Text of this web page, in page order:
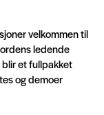
velkommen til
ledende
et fullpakket
og demoer